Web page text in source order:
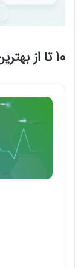
10 تا از بهترین دکتر زردی که باید بشناسید!!